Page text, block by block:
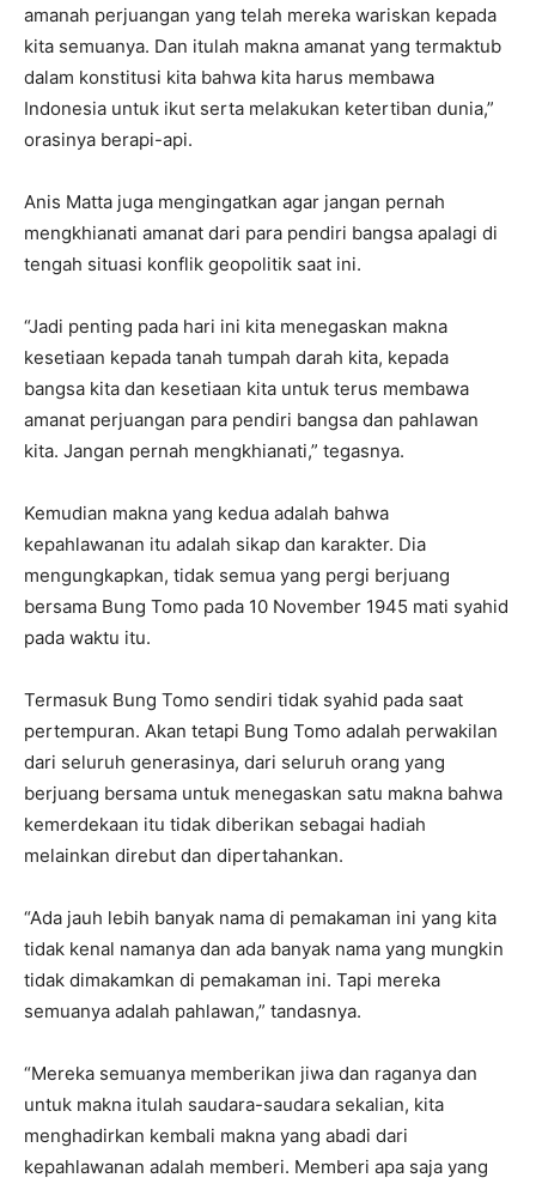
amanah perjuangan yang telah mereka wariskan kepada
kita semuanya. Dan itulah makna amanat yang termaktub
dalam konstitusi kita bahwa kita harus membawa
Indonesia untuk ikut serta melakukan ketertiban dunia,”
orasinya berapi-api.
Anis Matta juga mengingatkan agar jangan pernah
mengkhianati amanat dari para pendiri bangsa apalagi di
tengah situasi konflik geopolitik saat ini.
“Jadi penting pada hari ini kita menegaskan makna
kesetiaan kepada tanah tumpah darah kita, kepada
bangsa kita dan kesetiaan kita untuk terus membawa
amanat perjuangan para pendiri bangsa dan pahlawan
kita. Jangan pernah mengkhianati,” tegasnya.
Kemudian makna yang kedua adalah bahwa
kepahlawanan itu adalah sikap dan karakter. Dia
mengungkapkan, tidak semua yang pergi berjuang
bersama Bung Tomo pada 10 November 1945 mati syahid
pada waktu itu.
Termasuk Bung Tomo sendiri tidak syahid pada saat
pertempuran. Akan tetapi Bung Tomo adalah perwakilan
dari seluruh generasinya, dari seluruh orang yang
berjuang bersama untuk menegaskan satu makna bahwa
kemerdekaan itu tidak diberikan sebagai hadiah
melainkan direbut dan dipertahankan.
“Ada jauh lebih banyak nama di pemakaman ini yang kita
tidak kenal namanya dan ada banyak nama yang mungkin
tidak dimakamkan di pemakaman ini. Tapi mereka
semuanya adalah pahlawan,” tandasnya.
“Mereka semuanya memberikan jiwa dan raganya dan
untuk makna itulah saudara-saudara sekalian, kita
menghadirkan kembali makna yang abadi dari
kepahlawanan adalah memberi. Memberi apa saja yang